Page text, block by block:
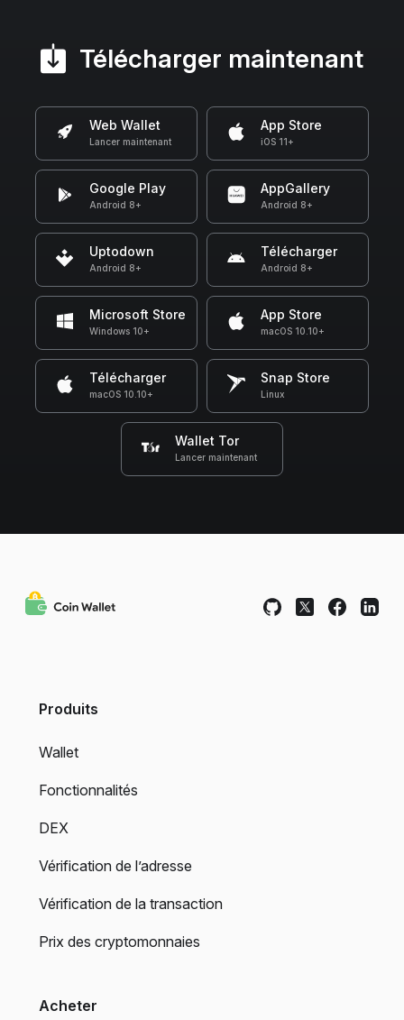
Télécharger maintenant
Web Wallet
Lancer maintenant
App Store
iOS 11+
Google Play
Android 8+
AppGallery
Android 8+
Uptodown
Android 8+
Télécharger
Android 8+
Microsoft Store
Windows 10+
App Store
macOS 10.10+
Télécharger
macOS 10.10+
Snap Store
Linux
Wallet Tor
Lancer maintenant
Produits
Wallet
Fonctionnalités
DEX
Vérification de l’adresse
Vérification de la transaction
Prix des cryptomonnaies
Acheter